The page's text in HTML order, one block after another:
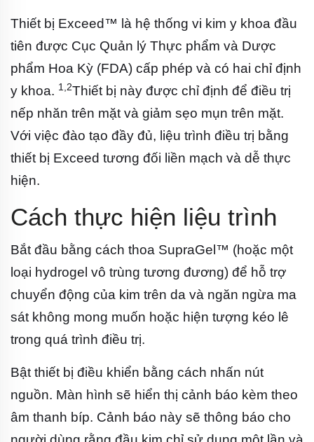
Thiết bị Exceed™ là hệ thống vi kim y khoa đầu
tiên được Cục Quản lý Thực phẩm và Dược
phẩm Hoa Kỳ (FDA) cấp phép và có hai chỉ định
y khoa. 1,2Thiết bị này được chỉ định để điều trị
nếp nhăn trên mặt và giảm sẹo mụn trên mặt.
Với việc đào tạo đầy đủ, liệu trình điều trị bằng
thiết bị Exceed tương đối liền mạch và dễ thực
hiện.
Cách thực hiện liệu trình
Bắt đầu bằng cách thoa SupraGel™ (hoặc một
loại hydrogel vô trùng tương đương) để hỗ trợ
chuyển động của kim trên da và ngăn ngừa ma
sát không mong muốn hoặc hiện tượng kéo lê
trong quá trình điều trị.
Bật thiết bị điều khiển bằng cách nhấn nút
nguồn. Màn hình sẽ hiển thị cảnh báo kèm theo
âm thanh bíp. Cảnh báo này sẽ thông báo cho